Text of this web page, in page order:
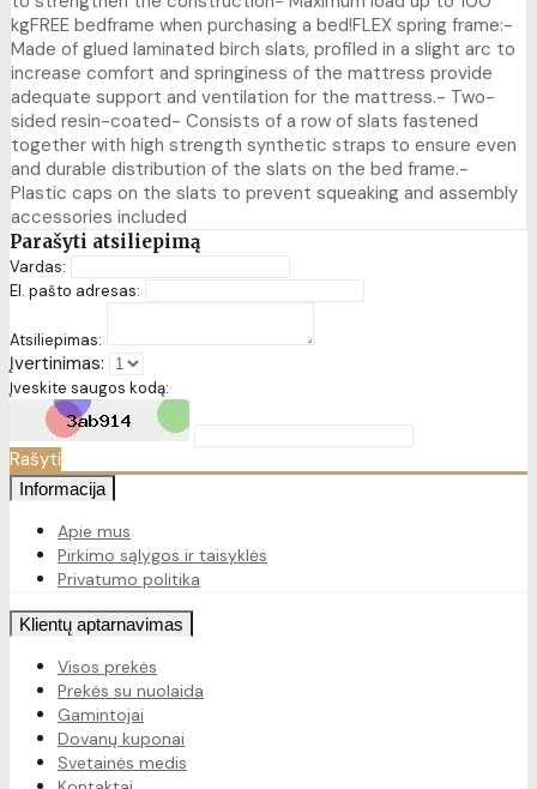
kgFREE bedframe when purchasing a bed!FLEX spring frame:-
Made of glued laminated birch slats, profiled in a slight arc to
increase comfort and springiness of the mattress provide
adequate support and ventilation for the mattress.- Two-
sided resin-coated- Consists of a row of slats fastened
together with high strength synthetic straps to ensure even
and durable distribution of the slats on the bed frame.-
Plastic caps on the slats to prevent squeaking and assembly
accessories included
Parašyti atsiliepimą
Vardas:
El. pašto adresas:
Atsiliepimas:
Įvertinimas:
Įveskite saugos kodą:
Rašyti
Informacija
Apie mus
Pirkimo sąlygos ir taisyklės
Privatumo politika
Klientų aptarnavimas
Visos prekės
Prekės su nuolaida
Gamintojai
Dovanų kuponai
Svetainės medis